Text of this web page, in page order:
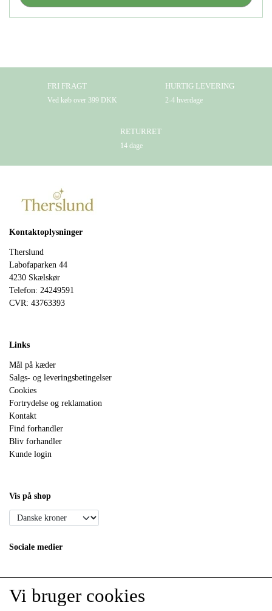
FRI FRAGT
Ved køb over 399 DKK
HURTIG LEVERING
2-4 hverdage
RETURRET
14 dage
Kontaktoplysninger
Therslund
Labofaparken 44
4230 Skælskør
Telefon: 24249591
CVR: 43763393
Links
Mål på kæder
Salgs- og leveringsbetingelser
Cookies
Fortrydelse og reklamation
Kontakt
Find forhandler
Bliv forhandler
Kunde login
Vis på shop
Sociale medier
Vi bruger cookies